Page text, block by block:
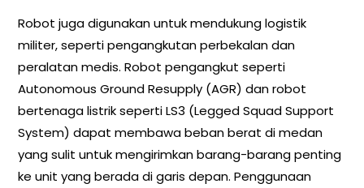
Robot juga digunakan untuk mendukung logistik
militer, seperti pengangkutan perbekalan dan
peralatan medis. Robot pengangkut seperti
Autonomous Ground Resupply (AGR) dan robot
bertenaga listrik seperti LS3 (Legged Squad Support
System) dapat membawa beban berat di medan
yang sulit untuk mengirimkan barang-barang penting
ke unit yang berada di garis depan. Penggunaan